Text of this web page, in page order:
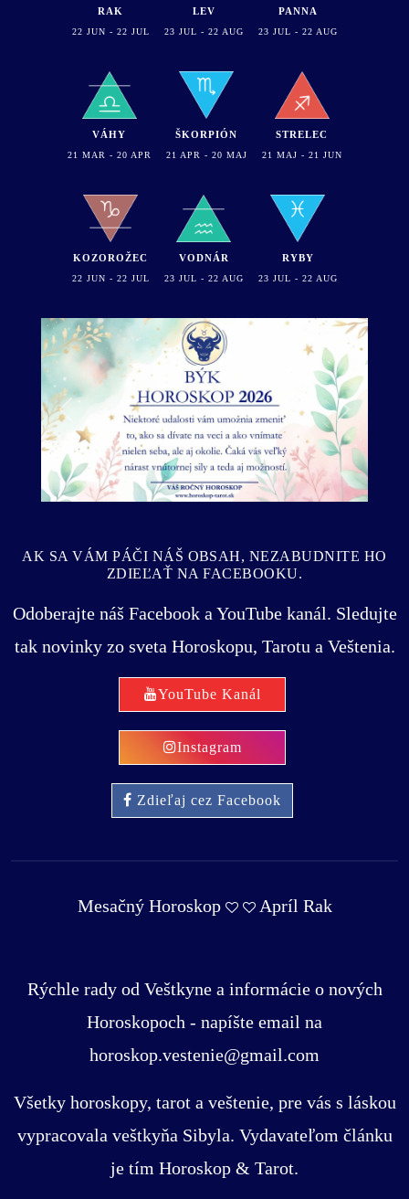
RAK
22 JUN - 22 JUL
LEV
23 JUL - 22 AUG
PANNA
23 JUL - 22 AUG
VÁHY
21 MAR - 20 APR
ŠKORPIÓN
21 APR - 20 MAJ
STRELEC
21 MAJ - 21 JUN
KOZOROŽEC
22 JUN - 22 JUL
VODNÁR
23 JUL - 22 AUG
RYBY
23 JUL - 22 AUG
Predošlý Ďalší
AK SA VÁM PÁČI NÁŠ OBSAH, NEZABUDNITE HO
ZDIEĽAŤ NA FACEBOOKU.
Odoberajte náš Facebook a YouTube kanál. Sledujte
tak novinky zo sveta Horoskopu, Tarotu a Veštenia.
YouTube Kanál
Instagram
Zdieľaj cez Facebook
Mesačný Horoskop Apríl Rak
Rýchle rady od Veštkyne a informácie o nových
Horoskopoch - napíšte email na
horoskop.vestenie@gmail.com
Všetky horoskopy, tarot a veštenie, pre vás s láskou
vypracovala veštkyňa Sibyla. Vydavateľom článku
je tím Horoskop & Tarot.